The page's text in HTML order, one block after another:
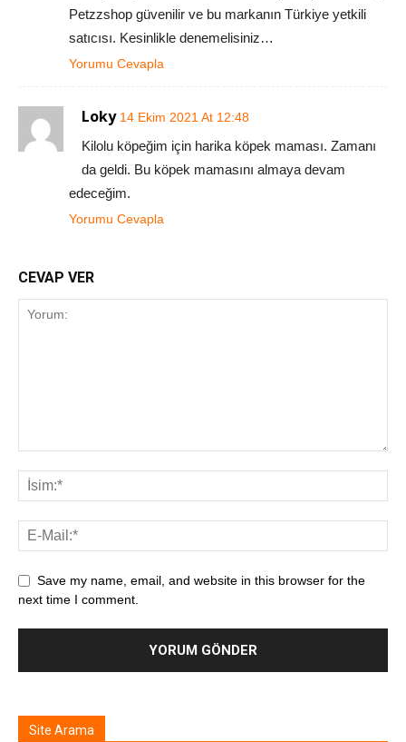
Petzzshop güvenilir ve bu markanın Türkiye yetkili
satıcısı. Kesinlikle denemelisiniz…
Yorumu Cevapla
Loky 14 Ekim 2021 At 12:48
Kilolu köpeğim için harika köpek maması. Zamanı
da geldi. Bu köpek mamasını almaya devam
edeceğim.
Yorumu Cevapla
CEVAP VER
Save my name, email, and website in this browser for the
next time I comment.
Site Arama